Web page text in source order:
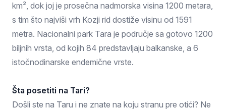
km², dok joj je prosečna nadmorska visina 1200 metara,
s tim što najviši vrh Kozji rid dostiže visinu od 1591
metra. Nacionalni park Tara je područje sa gotovo 1200
biljnih vrsta, od kojih 84 predstavljaju balkanske, a 6
istočnodinarske endemične vrste.
Šta posetiti na Tari?
Došli ste na Taru i ne znate na koju stranu pre otići? Ne